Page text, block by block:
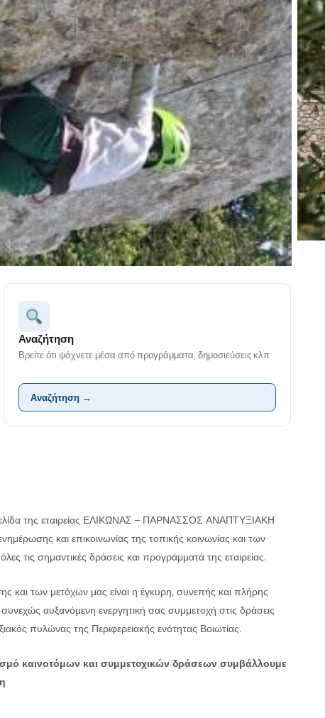
Αναζήτηση
Βρείτε ότι ψάχνετε μέσα από προγράμματα, δημοσιεύσεις κλπ
Αναζήτηση →
της εταιρείας ΕΛΙΚΩΝΑΣ – ΠΑΡΝΑΣΣΟΣ ΑΝΑΠΤΥΞΙΑΚΗ
και επικοινωνίας της τοπικής κοινωνίας και των
τις σημαντικές δράσεις και προγράμματά της εταιρείας.
και των μετόχων μας είναι η έγκυρη, συνεπής και πλήρης
αυξανόμενη ενεργητική σας συμμετοχή στις δράσεις
πυλώνας της Περιφερειακής ενότητας Βοιωτίας.
καινοτόμων και συμμετοχικών δράσεων συμβάλλουμε